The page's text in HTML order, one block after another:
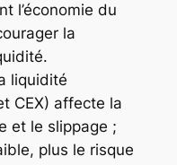
l’économie du
la
liquidité
CEX) affecte la
et le slippage ;
plus le risque